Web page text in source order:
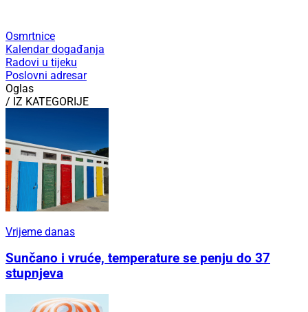
Osmrtnice
Kalendar događanja
Radovi u tijeku
Poslovni adresar
Oglas
/ IZ KATEGORIJE
Vrijeme danas
Sunčano i vruće, temperature se penju do 37
stupnjeva